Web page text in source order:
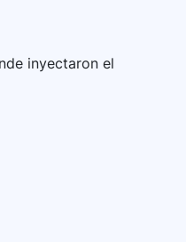
inyectaron el